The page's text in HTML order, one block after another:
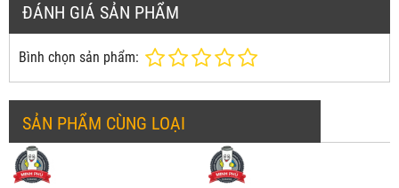
ĐÁNH GIÁ SẢN PHẨM
Bình chọn sản phẩm:
SẢN PHẨM CÙNG LOẠI